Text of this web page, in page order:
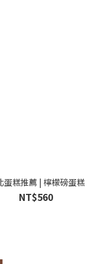
蛋糕推薦 | 檸檬磅蛋糕
NT$560